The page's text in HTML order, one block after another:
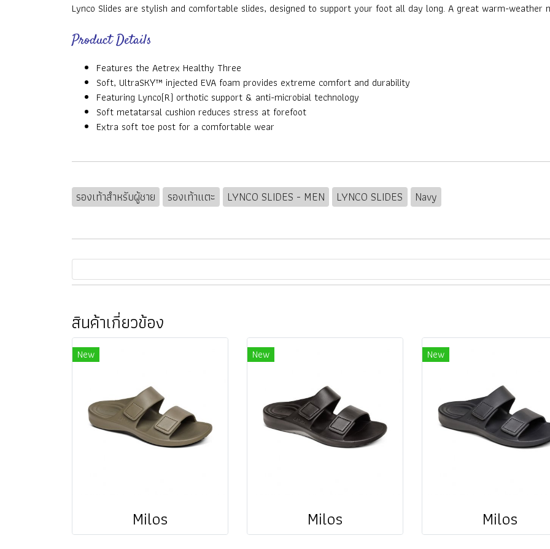
Lynco Slides are stylish and comfortable slides, designed to support your foot all day long. A great warm-weather
Product Details
Features the Aetrex Healthy Three
Soft, UltraSKY™ injected EVA foam provides extreme comfort and durability
Featuring Lynco(R) orthotic support & anti-microbial technology
Soft metatarsal cushion reduces stress at forefoot
Extra soft toe post for a comfortable wear
รองเท้าสำหรับผู้ชาย รองเท้าแตะ LYNCO SLIDES - MEN LYNCO SLIDES Navy
สินค้าเกี่ยวข้อง
New
Milos
New
Milos
New
Milos